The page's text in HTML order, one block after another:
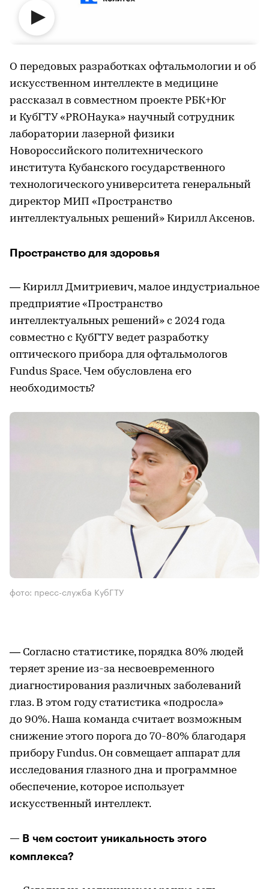
О передовых разработках офтальмологии и об
искусственном интеллекте в медицине
рассказал в совместном проекте РБК+Юг
и КубГТУ «PROНаука» научный сотрудник
лаборатории лазерной физики
Новороссийского политехнического
института Кубанского государственного
технологического университета генеральный
директор МИП «Пространство
интеллектуальных решений» Кирилл Аксенов.
Пространство для здоровья
— Кирилл Дмитриевич, малое индустриальное
предприятие «Пространство
интеллектуальных решений» с 2024 года
совместно с КубГТУ ведет разработку
оптического прибора для офтальмологов
Fundus Space. Чем обусловлена его
необходимость?
фото: пресс-служба КубГТУ
— Согласно статистике, порядка 80% людей
теряет зрение из-за несвоевременного
диагностирования различных заболеваний
глаз. В этом году статистика «подросла»
до 90%. Наша команда считает возможным
снижение этого порога до 70-80% благодаря
прибору Fundus. Он совмещает аппарат для
исследования глазного дна и программное
обеспечение, которое использует
искусственный интеллект.
— В чем состоит уникальность этого
комплекса?